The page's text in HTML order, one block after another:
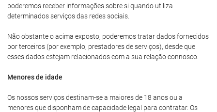
poderemos receber informações sobre si quando utiliza
determinados serviços das redes sociais.
Não obstante o acima exposto, poderemos tratar dados fornecidos
por terceiros (por exemplo, prestadores de serviços), desde que
esses dados estejam relacionados com a sua relação connosco.
Menores de idade
Os nossos serviços destinam-se a maiores de 18 anos ou a
menores que disponham de capacidade legal para contratar. Os